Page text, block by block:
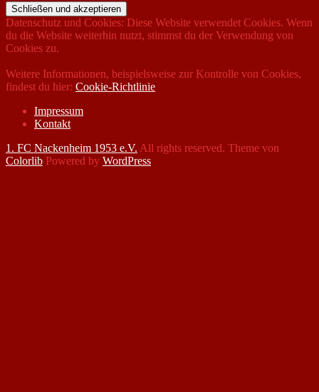
Datenschutz und Cookies: Diese Website verwendet Cookies. Wenn
du die Website weiterhin nutzt, stimmst du der Verwendung von
Cookies zu.
Weitere Informationen, beispielsweise zur Kontrolle von Cookies,
findest du hier: Cookie-Richtlinie
Impressum
Kontakt
1. FC Nackenheim 1953 e.V. All rights reserved. Theme von
Colorlib Powered by WordPress